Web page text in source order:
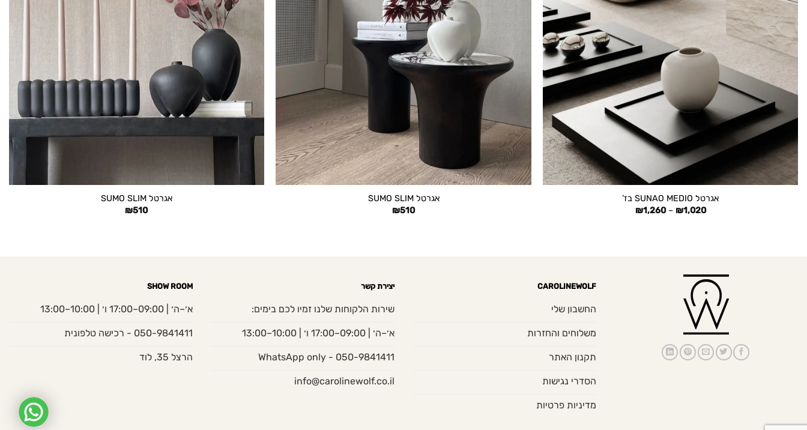
+
אגרטל SUNAO MEDIO בז’
₪1,020
–
₪1,260
+
אגרטל SUMO SLIM
₪510
אגרטל SUMO SLIM
₪510
CAROLINEWOLF
החשבון שלי
משלוחים והחזרות
תקנון האתר
הסדרי נגישות
מדיניות פרטיות
יצירת קשר
שירות הלקוחות שלנו זמיו לכם בימים:
א׳–ה׳ | 09:00–17:00 ו׳ | 10:00–13:00
050-9841411 - WhatsApp only
info@carolinewolf.co.il
SHOW ROOM
א׳–ה׳ | 09:00–17:00 ו׳ | 10:00–13:00
050-9841411 - רכישה טלפונית
הרצל 35, לוד